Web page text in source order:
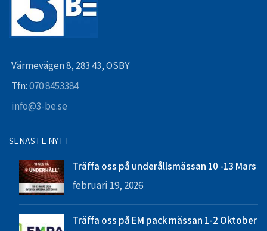
Värmevägen 8, 283 43, OSBY
Tfn:070 8453384
info@3-be.se
SENASTE NYTT
Träffa oss på underållsmässan 10 -13 Mars
februari 19, 2026
Träffa oss på EM pack mässan 1-2 Oktober